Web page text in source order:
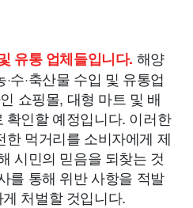
유통 업체들입니다. 해양
수·축산물 수입 및 유통업
쇼핑몰, 대형 마트 및 배
확인할 예정입니다. 이러한
먹거리를 소비자에게 제
시민의 믿음을 되찾는 것
를 통해 위반 사항을 적발
처벌할 것입니다.